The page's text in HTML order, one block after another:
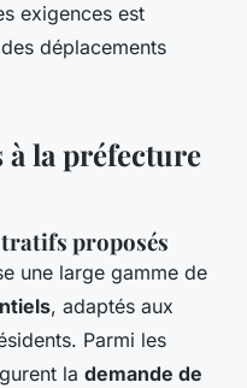
exigences est
déplacements
à la préfecture
proposés
une large gamme de
, adaptés aux
Parmi les
la demande de